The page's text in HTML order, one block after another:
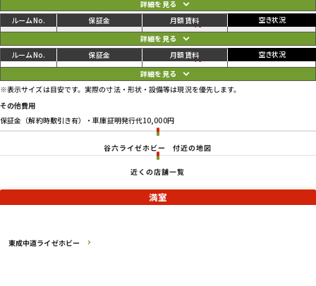
10 121,000円 126,500円 ご利用中
11 126,500円 132,000円 ご利用中
※表示サイズは目安です。実際の寸法・形状・設備等は現況を優先します。
その他費用
保証金（解約時敷引き有）・車庫証明発行代10,000円
谷六ライゼホビー 付近の地図
近くの店舗一覧
東成中道ライゼホビー
満室